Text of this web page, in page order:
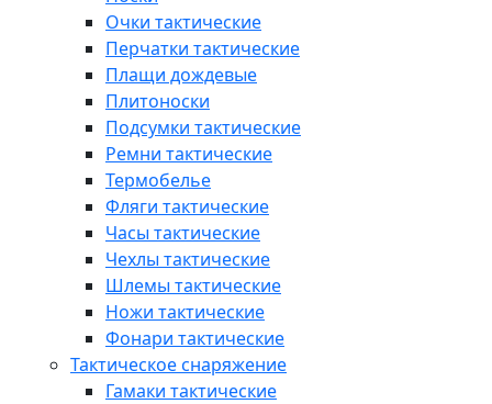
Очки тактические
Перчатки тактические
Плащи дождевые
Плитоноски
Подсумки тактические
Ремни тактические
Термобелье
Фляги тактические
Часы тактические
Чехлы тактические
Шлемы тактические
Ножи тактические
Фонари тактические
Тактическое снаряжение
Гамаки тактические